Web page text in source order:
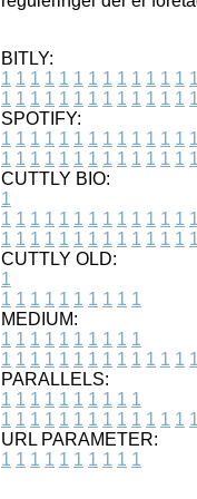
BITLY:
1 1 1 1 1 1 1 1 1 1 1 1 1 1
1 1 1 1 1 1 1 1 1 1 1 1 1 1
SPOTIFY:
1 1 1 1 1 1 1 1 1 1 1 1 1 1
1 1 1 1 1 1 1 1 1 1 1 1 1 1
CUTTLY BIO:
1
1 1 1 1 1 1 1 1 1 1 1 1 1 1
1 1 1 1 1 1 1 1 1 1 1 1 1 1
CUTTLY OLD:
1
1 1 1 1 1 1 1 1 1 1
MEDIUM:
1 1 1 1 1 1 1 1 1 1
1 1 1 1 1 1 1 1 1 1 1 1 1 1
PARALLELS:
1 1 1 1 1 1 1 1 1 1
1 1 1 1 1 1 1 1 1 1 1 1 1 1
URL PARAMETER:
1 1 1 1 1 1 1 1 1 1